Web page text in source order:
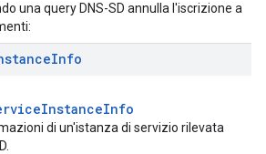
una query DNS-SD annulla l'iscrizione a
Info
di un'istanza di servizio rilevata